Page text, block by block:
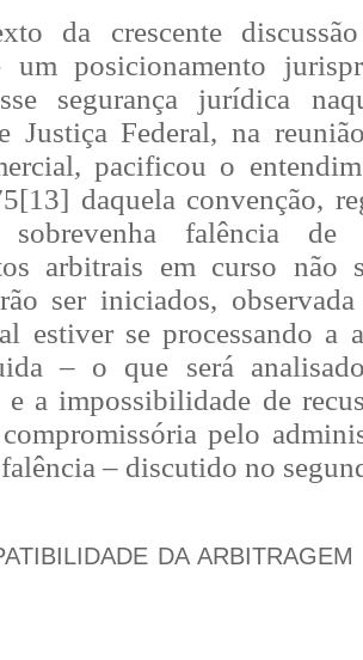
da crescente
um posicionamento
segurança jurídica
Justiça Federal, na
pacificou o
[13] daquela convenção,
falência de
arbitrais em curso não
ser iniciados,
estiver se processando a
– o que será
a impossibilidade de
pelo
– discutido no
DA